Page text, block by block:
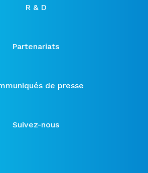
R & D
Partenariats
de presse
Suivez-nous